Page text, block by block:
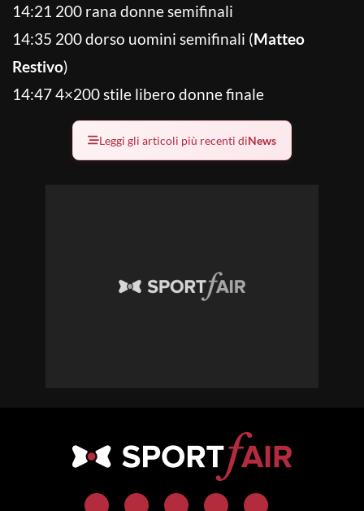
14:21 200 rana donne semifinali
14:35 200 dorso uomini semifinali (Matteo
Restivo)
14:47 4×200 stile libero donne finale
Leggi gli articoli più recenti diNews